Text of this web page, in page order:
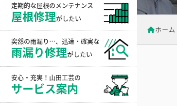
定期的な屋根のメンテナンス
屋根修理がしたい
突然の雨漏り…、迅速・確実な
雨漏り修理がしたい
安心・充実！山田工芸の
サービス案内
ホーム